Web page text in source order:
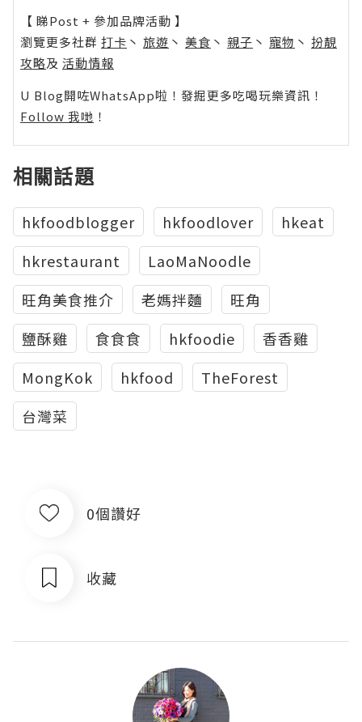
【 睇Post + 參加品牌活動 】
瀏覽更多社群 打卡 丶 旅遊 丶 美食 丶 親子 丶 寵物 丶 扮靚
攻略及 活動情報
U Blog開咗WhatsApp啦！發掘更多吃喝玩樂資訊！
Follow 我哋 ！
相關話題
hkfoodblogger hkfoodlover
hkeat
hkrestaurant
LaoMaNoodle
旺角美食推介
老媽拌麵
旺角
鹽酥雞
食食食 hkfoodie
香香雞
MongKok
hkfood
TheForest
台灣菜
0個讚好
收藏